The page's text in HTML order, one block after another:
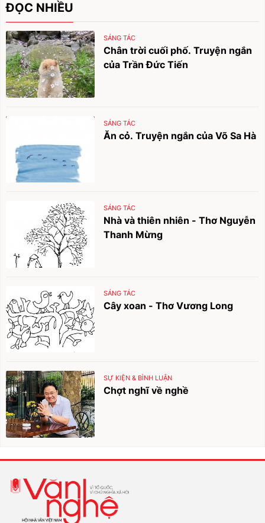
ĐỌC NHIỀU
SÁNG TÁC
Chân trời cuối phố. Truyện ngắn
của Trần Đức Tiến
SÁNG TÁC
Ăn cỏ. Truyện ngắn của Võ Sa Hà
SÁNG TÁC
Nhà và thiên nhiên - Thơ Nguyễn
Thanh Mừng
SÁNG TÁC
Cây xoan - Thơ Vương Long
SỰ KIỆN & BÌNH LUẬN
Chợt nghĩ về nghề